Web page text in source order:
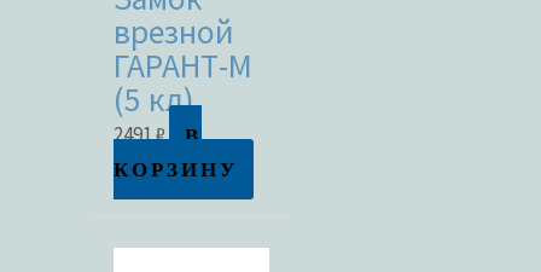
В наличии
В продаже
Метки товаров
врезной
ГАРАНТ-М
(5 кл)
2491₽
В
КОРЗИНУ